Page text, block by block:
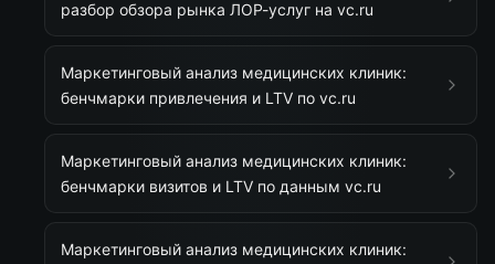
разбор обзора рынка ЛОР-услуг на vc.ru
Маркетинговый анализ медицинских клиник:
бенчмарки привлечения и LTV по vc.ru
Маркетинговый анализ медицинских клиник:
бенчмарки визитов и LTV по данным vc.ru
Маркетинговый анализ медицинских клиник: